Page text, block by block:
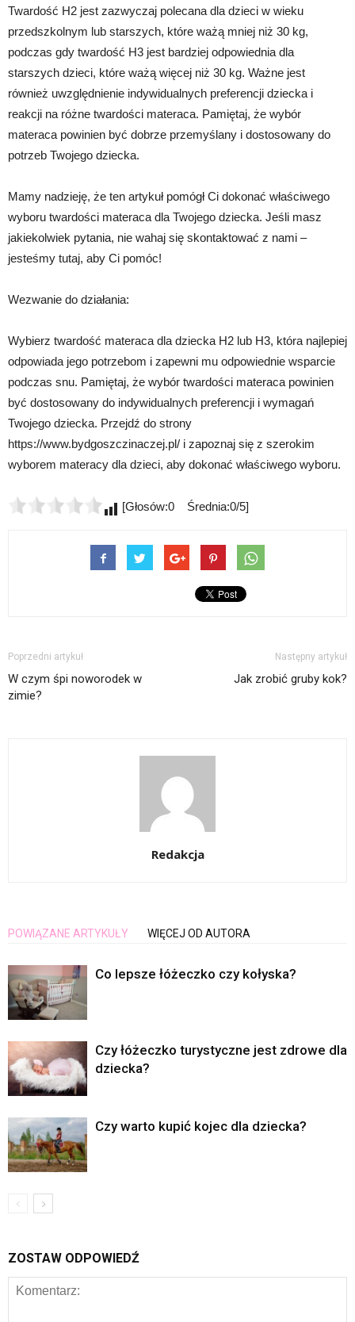
Twardość H2 jest zazwyczaj polecana dla dzieci w wieku
przedszkolnym lub starszych, które ważą mniej niż 30 kg,
podczas gdy twardość H3 jest bardziej odpowiednia dla
starszych dzieci, które ważą więcej niż 30 kg. Ważne jest
również uwzględnienie indywidualnych preferencji dziecka i
reakcji na różne twardości materaca. Pamiętaj, że wybór
materaca powinien być dobrze przemyślany i dostosowany do
potrzeb Twojego dziecka.
Mamy nadzieję, że ten artykuł pomógł Ci dokonać właściwego
wyboru twardości materaca dla Twojego dziecka. Jeśli masz
jakiekolwiek pytania, nie wahaj się skontaktować z nami –
jesteśmy tutaj, aby Ci pomóc!
Wezwanie do działania:
Wybierz twardość materaca dla dziecka H2 lub H3, która najlepiej
odpowiada jego potrzebom i zapewni mu odpowiednie wsparcie
podczas snu. Pamiętaj, że wybór twardości materaca powinien
być dostosowany do indywidualnych preferencji i wymagań
Twojego dziecka. Przejdź do strony
https://www.bydgoszczinaczej.pl/ i zapoznaj się z szerokim
wyborem materacy dla dzieci, aby dokonać właściwego wyboru.
[Głosów:0 Średnia:0/5]
Poprzedni artykuł
W czym śpi noworodek w
zimie?
Następny artykuł
Jak zrobić gruby kok?
Redakcja
POWIĄZANE ARTYKUŁY WIĘCEJ OD AUTORA
Co lepsze łóżeczko czy kołyska?
Czy łóżeczko turystyczne jest zdrowe dla
dziecka?
Czy warto kupić kojec dla dziecka?
ZOSTAW ODPOWIEDŹ